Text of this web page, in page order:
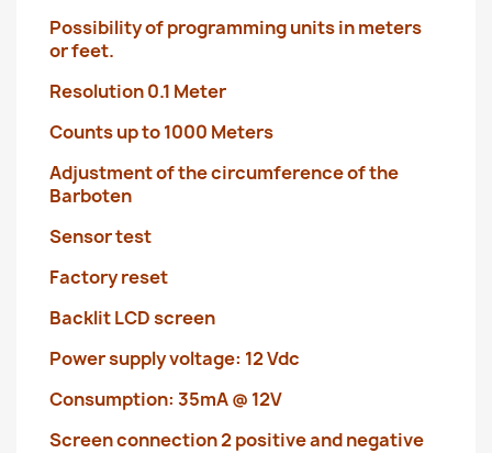
Possibility of programming units in meters
or feet.
Resolution 0.1 Meter
Counts up to 1000 Meters
Adjustment of the circumference of the
Barboten
Sensor test
Factory reset
Backlit LCD screen
Power supply voltage: 12 Vdc
Consumption: 35mA @ 12V
Screen connection 2 positive and negative